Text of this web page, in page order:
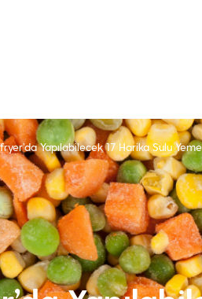
Yapılabilecek 17 Harika Sulu